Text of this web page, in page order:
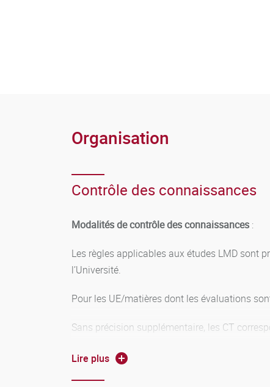
Organisation
Contrôle des connaissances
Modalités de contrôle des connaissances :
Les règles applicables aux études LMD sont
l’Université.
Pour les UE/matières dont les évaluations
Sans précision supplémentaire, les CT
Lire plus